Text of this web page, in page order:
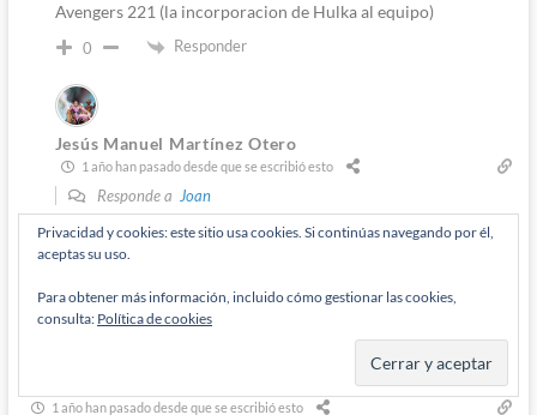
Avengers 221 (la incorporacion de Hulka al equipo)
0 Responder
Jesús Manuel Martínez Otero
1 año han pasado desde que se escribió esto
Responde a Joan
Sí, habría que empezar unos números antes (pero tampoco
mucho, se puede uno seguir refiriendo a su etapa).
1 año han pasado desde que se escribió esto
Privacidad y cookies: este sitio usa cookies. Si continúas navegando por él,
aceptas su uso.
Para obtener más información, incluido cómo gestionar las cookies,
consulta: Política de cookies